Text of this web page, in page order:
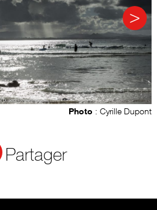
Photo : Cyrille Dupont
Partager